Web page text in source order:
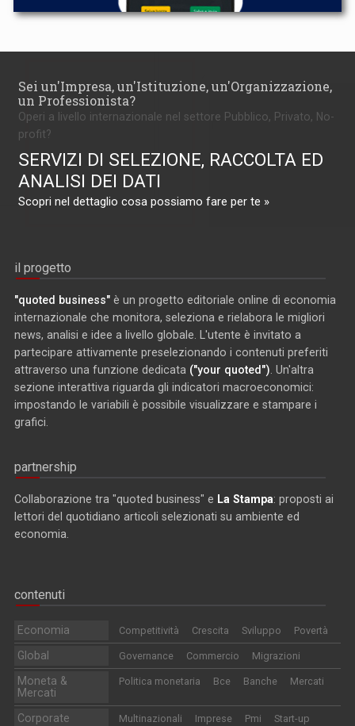
Sei un'Impresa, un'Istituzione, un'Organizzazione,
un Professionista?
Operi a livello internazionale nel settore Pubblico, Privato, No-
profit?
SERVIZI DI SELEZIONE, RACCOLTA ED
ANALISI DEI DATI
Scopri nel dettaglio cosa possiamo fare per te »
il progetto
"quoted business" è un progetto editoriale online di economia
internazionale che monitora, seleziona e rielabora le migliori
news, analisi e idee a livello globale. L'utente è invitato a
partecipare attivamente preselezionando i contenuti preferiti
attraverso una funzione dedicata ("your quoted") . Un'altra
sezione interattiva riguarda gli indicatori macroeconomici:
impostando le variabili è possibile visualizzare e stampare i
grafici.
partnership
Collaborazione tra "quoted business" e La Stampa: proposti ai
lettori del quotidiano articoli selezionati su ambiente ed
economia.
contenuti
Economia Competitività Crescita Sviluppo Povertà
Global Governance Commercio Migrazioni
Moneta &
Mercati
Politica monetaria Bce Banche Mercati
Corporate Multinazionali Imprese Pmi Start-up